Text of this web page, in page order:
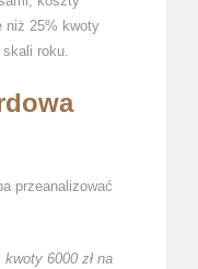
niż 25% kwoty
roku.
przeanalizować
6000 zł na